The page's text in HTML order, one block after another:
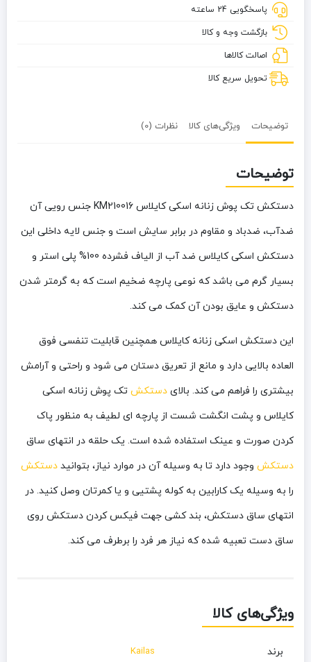
کایلاس
KM210016
پاسخگویی 24 ساعته
بازگشت وجه و کالا
اصالت کالاها
تحویل سریع کالا
توضیحات ویژگی‌های کالا نظرات (0)
توضیحات
دستکش تک پوش زنانه اسکی کایلاس KM210016 جنس رویی آن
ضدآب، ضدباد و مقاوم در برابر سایش است و جنس لایه داخلی این
دستکش اسکی کایلاس ضد آب از الیاف فشرده 100% پلی استر و
بسیار گرم می باشد که نوعی پارچه ضخیم است که به گرمتر شدن
دستکش و عایق بودن آن کمک می کند.
این دستکش اسکی زنانه کایلاس همچنین قابلیت تنفسی فوق
العاده بالایی دارد و مانع از تعریق دستان می شود و راحتی و آرامش
بیشتری را فراهم می کند. بالای دستکش تک پوش زنانه اسکی
کایلاس و پشت انگشت شست از پارچه ای لطیف به منظور پاک
کردن صورت و عینک استفاده شده است. یک حلقه در انتهای ساق
دستکش وجود دارد تا به وسیله آن در موارد نیاز، بتوانید دستکش
را به وسیله یک کارابین به کوله پشتیی و یا کمرتان وصل کنید. در
انتهای ساق دستکش، بند کشی جهت فیکس کردن دستکش روی
ساق دست تعبیه شده که نیاز هر فرد را برطرف می کند.
ویژگی‌های کالا
برند Kailas